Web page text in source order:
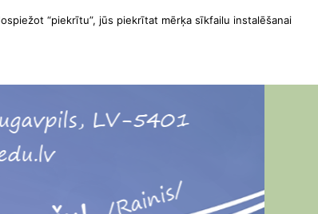
“piekrītu”, jūs piekrītat mērķa sīkfailu instalēšanai